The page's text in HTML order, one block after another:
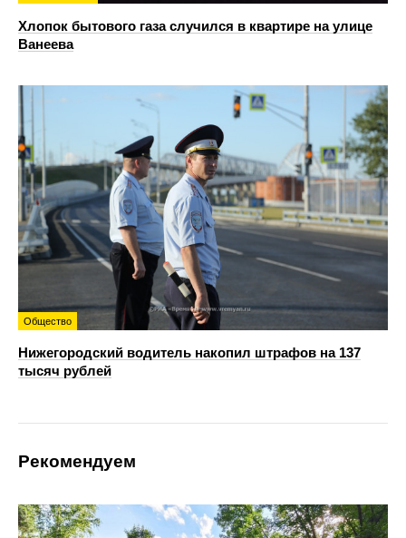
Хлопок бытового газа случился в квартире на улице
Ванеева
Общество
Нижегородский водитель накопил штрафов на 137
тысяч рублей
Рекомендуем